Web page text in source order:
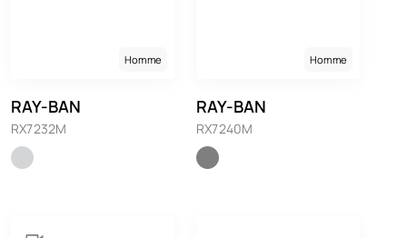
Homme
RAY-BAN
RX7232M
Homme
RAY-BAN
RX7240M